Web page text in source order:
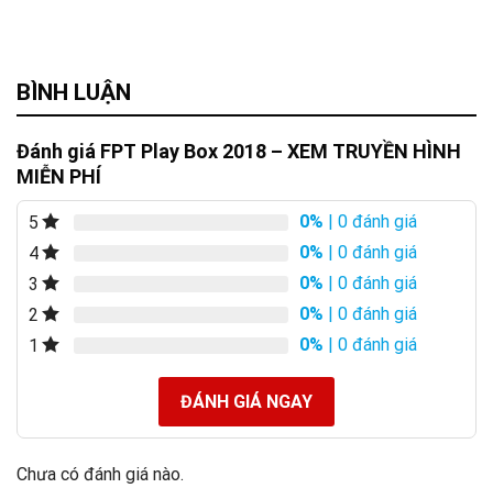
BÌNH LUẬN
Đánh giá FPT Play Box 2018 – XEM TRUYỀN HÌNH
MIỄN PHÍ
5 0% | 0 đánh giá
4
0% | 0 đánh giá
3
0% | 0 đánh giá
2
0% | 0 đánh giá
1
0% | 0 đánh giá
ĐÁNH GIÁ NGAY
Chưa có đánh giá nào.